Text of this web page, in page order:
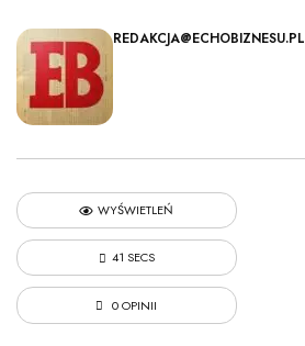
REDAKCJA@ECHOBIZNESU.PL
WYŚWIETLEŃ
41 SECS
0 OPINII